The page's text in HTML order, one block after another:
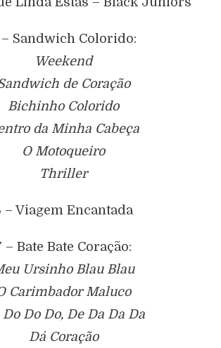
– Sandwich Colorido:
Weekend
de Coração
Bichinho Colorido
da Minha Cabeça
O Motoqueiro
Thriller
– Viagem Encantada
– Bate Bate Coração:
Ursinho Blau Blau
Carimbador Maluco
Do Do Do, De Da Da Da
Dá Coração